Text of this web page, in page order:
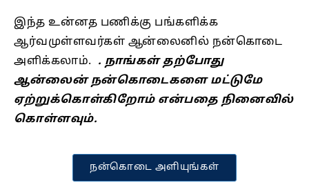
இந்த உன்னத பணிக்கு பங்களிக்க
ஆர்வமுள்ளவர்கள் ஆன்லைனில் நன்கொடை
அளிக்கலாம். . நாங்கள் தற்போது
ஆன்லைன் நன்கொடைகளை மட்டுமே
ஏற்றுக்கொள்கிறோம் என்பதை நினைவில்
கொள்ளவும்.
நன்கொடை அளியுங்கள்